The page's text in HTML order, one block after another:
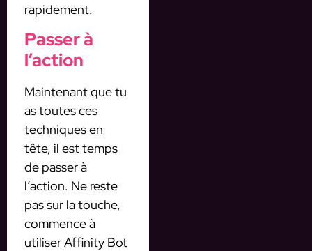
rapidement.
Passer à
l’action
Maintenant que tu
as toutes ces
techniques en
tête, il est temps
de passer à
l’action. Ne reste
pas sur la touche,
commence à
utiliser Affinity Bot